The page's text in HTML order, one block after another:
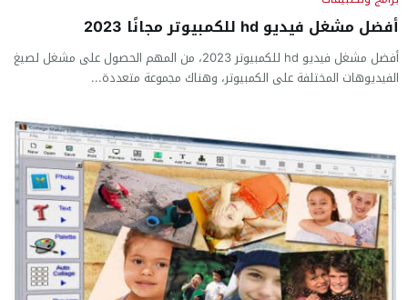
أفضل مشغل فيديو hd للكمبيوتر مجانًا 2023
أفضل مشغل فيديو hd للكمبيوتر 2023، من المهم الحصول على مشغل لصيغ
الفيديوهات المختلفة على الكمبيوتر، وهناك مجموعة متعددة...